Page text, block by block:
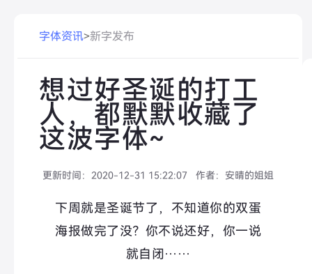
字体资讯>新字发布
想过好圣诞的打工
人，都默默收藏了
这波字体~
更新时间： 2020-12-31 15:22:07 作者： 安晴的姐姐
下周就是圣诞节了，不知道你的双蛋
海报做完了没？你不说还好，你一说
就自闭……